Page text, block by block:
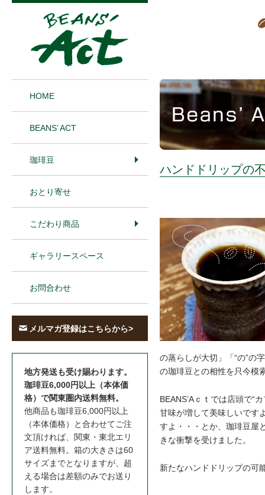
ハンドドリップの
の蒸らしが大切」「“の”の
の珈琲豆との相性を只今模
BEANS’Aｃｔでは店頭で“
甘味が増して美味しいです
すよ・・・とか、珈琲豆屋
きな衝撃を受けました。
新たなハンドドリップの可
HOME
BEANS’ ACT
珈琲豆
おとり寄せ
こだわり商品
ギャラリースペース
お問合わせ
メルマガ登録はこちらから>
地方発送も受け賜わります。
珈琲豆6,000円以上（本体価
格）で関東圏内送料無料。
他商品も珈琲豆6,000円以上
（本体価格）と合わせてご注
文頂ければ、関東・東北エリ
ア送料無料。箱の大きさは60
サイズまでとなりますが、超
える場合は差額のみでお送り
します。